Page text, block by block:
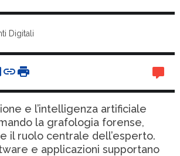
Digitali
e l’intelligenza artificiale
la grafologia forense,
il ruolo centrale dell’esperto.
e applicazioni supportano